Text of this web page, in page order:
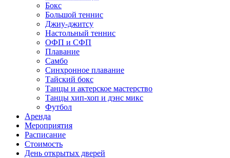
Бокс
Большой теннис
Джиу-джитсу
Настольный теннис
ОФП и СФП
Плавание
Самбо
Синхронное плавание
Тайский бокс
Танцы и актерское мастерство
Танцы хип-хоп и дэнс микс
Футбол
Аренда
Мероприятия
Расписание
Стоимость
День открытых дверей